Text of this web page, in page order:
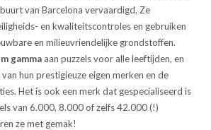
van Barcelona vervaardigd. Ze
en kwaliteitscontroles en gebruiken
en milieuvriendelijke grondstoffen.
gamma aan puzzels voor alle leeftijden, en
hun prestigieuze eigen merken en de
Het is ook een merk dat gespecialiseerd is
van 6.000, 8.000 of zelfs 42.000 (!)
ze met gemak!